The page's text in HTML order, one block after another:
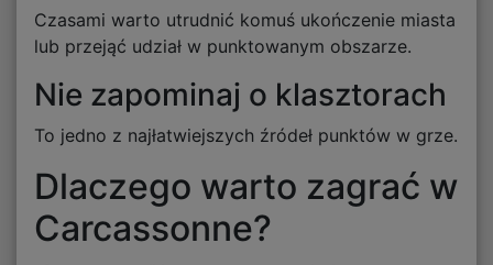
Czasami warto utrudnić komuś ukończenie miasta
lub przejąć udział w punktowanym obszarze.
Nie zapominaj o klasztorach
To jedno z najłatwiejszych źródeł punktów w grze.
Dlaczego warto zagrać w
Carcassonne?